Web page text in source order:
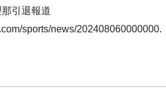
那引退報道
sports/news/202408060000000.